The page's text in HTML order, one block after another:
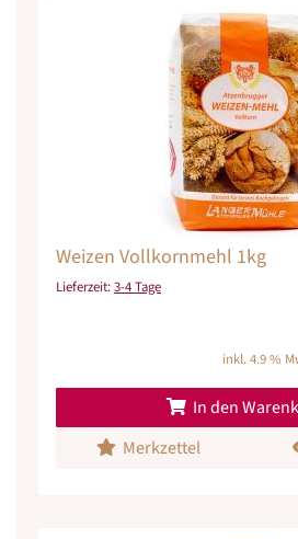
Weizen Vollkornmehl 1kg
Lieferzeit:3-4 Tage
inkl. 4.9 %
In den
Merkzettel